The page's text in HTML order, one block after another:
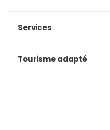
Services
Tourisme adapté